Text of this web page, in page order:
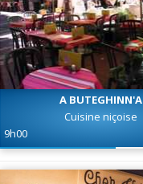
A BUTEGHINN'A
Cuisine niçoise
9h00